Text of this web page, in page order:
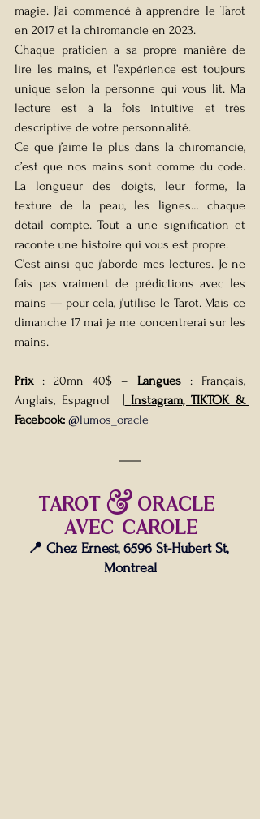
magie. J’ai commencé à apprendre le Tarot
en 2017 et la chiromancie en 2023.
Chaque praticien a sa propre manière de
lire les mains, et l’expérience est toujours
unique selon la personne qui vous lit. Ma
lecture est à la fois intuitive et très
descriptive de votre personnalité.
Ce que j’aime le plus dans la chiromancie,
c’est que nos mains sont comme du code.
La longueur des doigts, leur forme, la
texture de la peau, les lignes… chaque
détail compte. Tout a une signification et
raconte une histoire qui vous est propre.
C’est ainsi que j’aborde mes lectures. Je ne
fais pas vraiment de prédictions avec les
mains — pour cela, j’utilise le Tarot. Mais ce
dimanche 17 mai je me concentrerai sur les
mains.
Prix : 20mn 40$ – Langues : Français,
Anglais, Espagnol
Instagram, TIKTOK &
Facebook: @lumos_oracle
TAROT & ORACLE
avec CAROLE
📍 Chez Ernest, 6596 St-Hubert St,
Montreal